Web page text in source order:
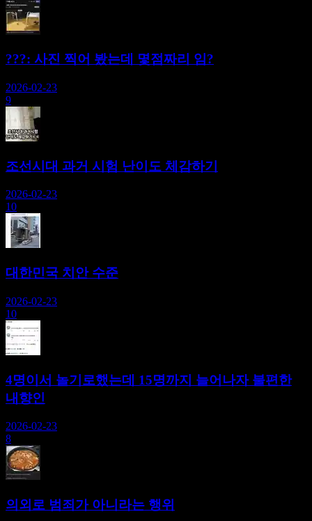
???: 사진 찍어 봤는데 몇점짜리 임?
2026-02-23
9
조선시대 과거 시험 난이도 체감하기
2026-02-23
10
대한민국 치안 수준
2026-02-23
10
4명이서 놀기로했는데 15명까지 늘어나자 불편한
내향인
2026-02-23
8
의외로 범죄가 아니라는 행위